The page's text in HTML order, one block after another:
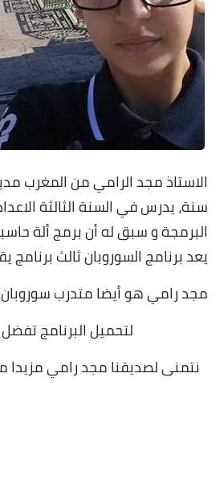
الاستاذ مجد الرامي
سنة، يدرس في السنة الثالثة
البرمجة و سبق له أن برمج ألة
يعد برنامج السوروبان ثالث برنامج
مجد رامي هو أيضا متدرب سوروبان
لتحميل البرنامج
نتمنى لصديقنا مجد رامي مزيدا